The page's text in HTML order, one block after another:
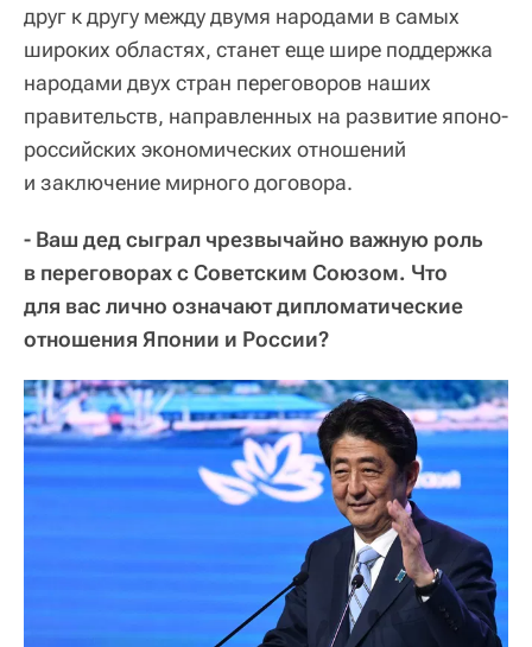
друг к другу между двумя народами в самых
широких областях, станет еще шире поддержка
народами двух стран переговоров наших
правительств, направленных на развитие японо-
российских экономических отношений
и заключение мирного договора.
- Ваш дед сыграл чрезвычайно важную роль
в переговорах с Советским Союзом. Что
для вас лично означают дипломатические
отношения Японии и России?